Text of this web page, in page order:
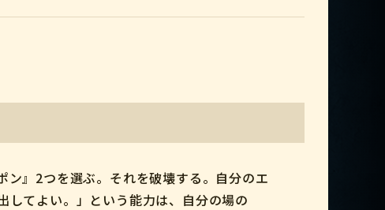
ン』2つを選ぶ。それを破壊する。自分のエ
てよい。」という能力は、自分の場の